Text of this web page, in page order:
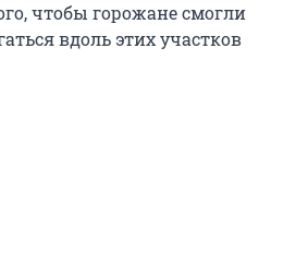
чтобы горожане смогли
вдоль этих участков